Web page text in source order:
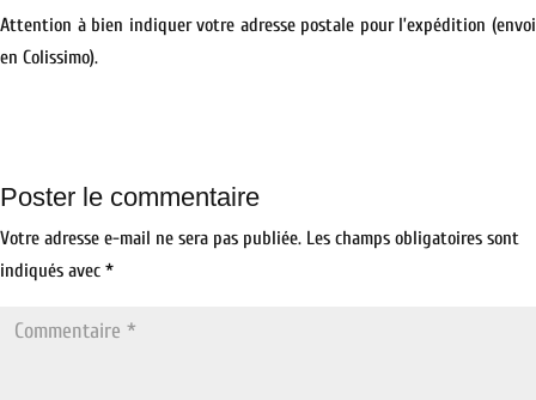
Attention à bien indiquer votre adresse postale pour l’expédition (envoi
en Colissimo).
Poster le commentaire
Votre adresse e-mail ne sera pas publiée. Les champs obligatoires sont
indiqués avec *